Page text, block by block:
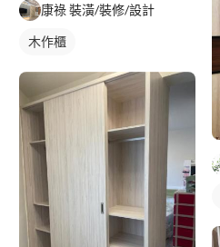
康祿 裝潢/裝修/設計
木作櫃